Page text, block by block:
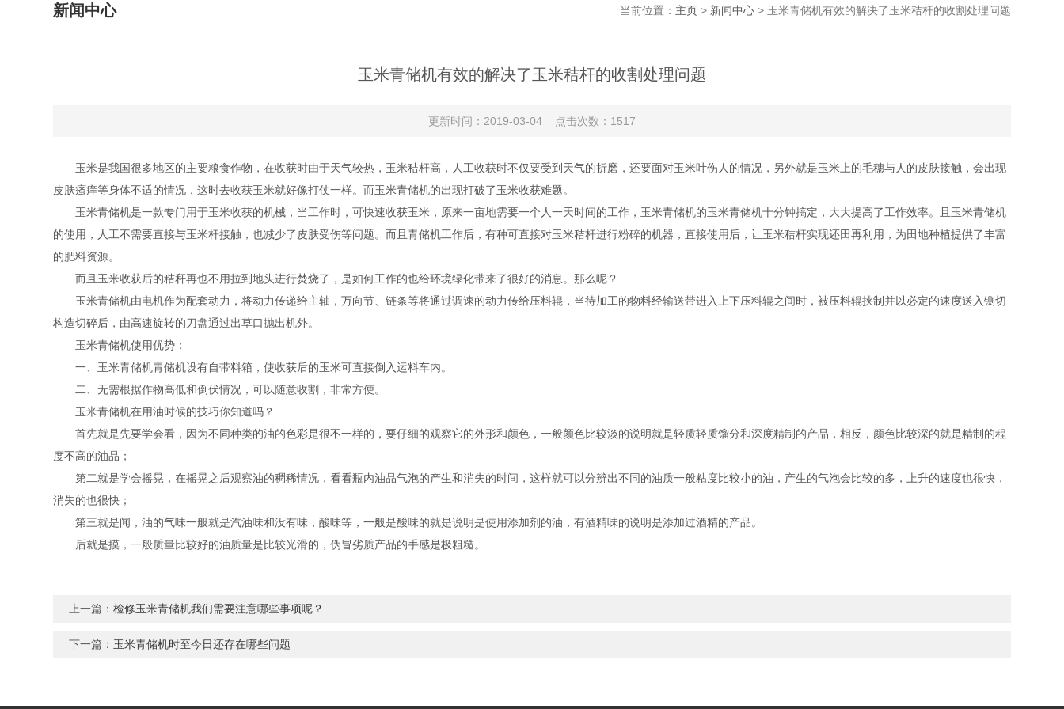
新闻中心 当前位置： 主页> 新闻中心> 玉米青储机有效的解决了玉米秸杆的收割处理问题
玉米青储机有效的解决了玉米秸杆的收割处理问题
更新时间：2019-03-04 点击次数：1517
玉米是我国很多地区的主要粮食作物，在收获时由于天气较热，玉米秸杆高，人工收获时不仅要受到天气的折磨，还要面对玉米叶伤人的情况，另外就是玉米上的毛穗与人的皮肤接触，会出现
皮肤瘙痒等身体不适的情况，这时去收获玉米就好像打仗一样。而玉米青储机的出现打破了玉米收获难题。
玉米青储机是一款专门用于玉米收获的机械，当工作时，可快速收获玉米，原来一亩地需要一个人一天时间的工作，玉米青储机的玉米青储机十分钟搞定，大大提高了工作效率。且玉米青储机
的使用，人工不需要直接与玉米杆接触，也减少了皮肤受伤等问题。而且青储机工作后，有种可直接对玉米秸杆进行粉碎的机器，直接使用后，让玉米秸杆实现还田再利用，为田地种植提供了丰富
的肥料资源。
而且玉米收获后的秸秆再也不用拉到地头进行焚烧了，是如何工作的也给环境绿化带来了很好的消息。那么呢？
玉米青储机由电机作为配套动力，将动力传递给主轴，万向节、链条等将通过调速的动力传给压料辊，当待加工的物料经输送带进入上下压料辊之间时，被压料辊挟制并以必定的速度送入铡切
构造切碎后，由高速旋转的刀盘通过出草口抛出机外。
玉米青储机使用优势：
一、玉米青储机青储机设有自带料箱，使收获后的玉米可直接倒入运料车内。
二、无需根据作物高低和倒伏情况，可以随意收割，非常方便。
玉米青储机在用油时候的技巧你知道吗？
首先就是先要学会看，因为不同种类的油的色彩是很不一样的，要仔细的观察它的外形和颜色，一般颜色比较淡的说明就是轻质轻质馏分和深度精制的产品，相反，颜色比较深的就是精制的程
度不高的油品；
第二就是学会摇晃，在摇晃之后观察油的稠稀情况，看看瓶内油品气泡的产生和消失的时间，这样就可以分辨出不同的油质一般粘度比较小的油，产生的气泡会比较的多，上升的速度也很快，
消失的也很快；
第三就是闻，油的气味一般就是汽油味和没有味，酸味等，一般是酸味的就是说明是使用添加剂的油，有酒精味的说明是添加过酒精的产品。
后就是摸，一般质量比较好的油质量是比较光滑的，伪冒劣质产品的手感是极粗糙。
上一篇：检修玉米青储机我们需要注意哪些事项呢？
下一篇： 玉米青储机时至今日还存在哪些问题